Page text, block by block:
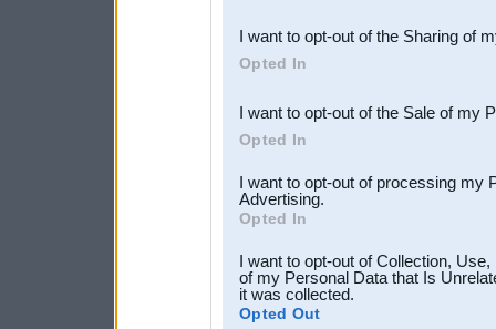
Downstream Participants
third parties.
I want to opt-out of the Sharing of
Opted In
I want to opt-out of the Sale of my
Opted In
I want to opt-out of processing my
Advertising.
Opted In
I want to opt-out of Collection,
of my Personal Data that Is
it was collected.
Opted Out